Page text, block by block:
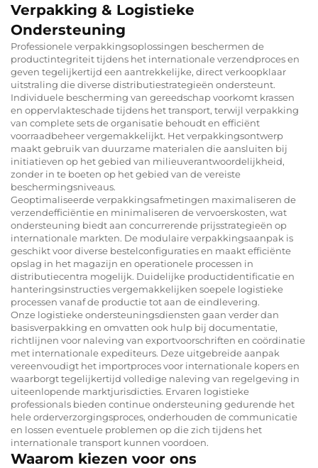
Verpakking & Logistieke
Ondersteuning
Professionele verpakkingsoplossingen beschermen de
productintegriteit tijdens het internationale verzendproces en
geven tegelijkertijd een aantrekkelijke, direct verkoopklaar
uitstraling die diverse distributiestrategieën ondersteunt.
Individuele bescherming van gereedschap voorkomt krassen
en oppervlakteschade tijdens het transport, terwijl verpakking
van complete sets de organisatie behoudt en efficiënt
voorraadbeheer vergemakkelijkt. Het verpakkingsontwerp
maakt gebruik van duurzame materialen die aansluiten bij
initiatieven op het gebied van milieuverantwoordelijkheid,
zonder in te boeten op het gebied van de vereiste
beschermingsniveaus.
Geoptimaliseerde verpakkingsafmetingen maximaliseren de
verzendefficiëntie en minimaliseren de vervoerskosten, wat
ondersteuning biedt aan concurrerende prijsstrategieën op
internationale markten. De modulaire verpakkingsaanpak is
geschikt voor diverse bestelconfiguraties en maakt efficiënte
opslag in het magazijn en operationele processen in
distributiecentra mogelijk. Duidelijke productidentificatie en
hanteringsinstructies vergemakkelijken soepele logistieke
processen vanaf de productie tot aan de eindlevering.
Onze logistieke ondersteuningsdiensten gaan verder dan
basisverpakking en omvatten ook hulp bij documentatie,
richtlijnen voor naleving van exportvoorschriften en coördinatie
met internationale expediteurs. Deze uitgebreide aanpak
vereenvoudigt het importproces voor internationale kopers en
waarborgt tegelijkertijd volledige naleving van regelgeving in
uiteenlopende marktjurisdicties. Ervaren logistieke
professionals bieden continue ondersteuning gedurende het
hele orderverzorgingsproces, onderhouden de communicatie
en lossen eventuele problemen op die zich tijdens het
internationale transport kunnen voordoen.
Waarom kiezen voor ons